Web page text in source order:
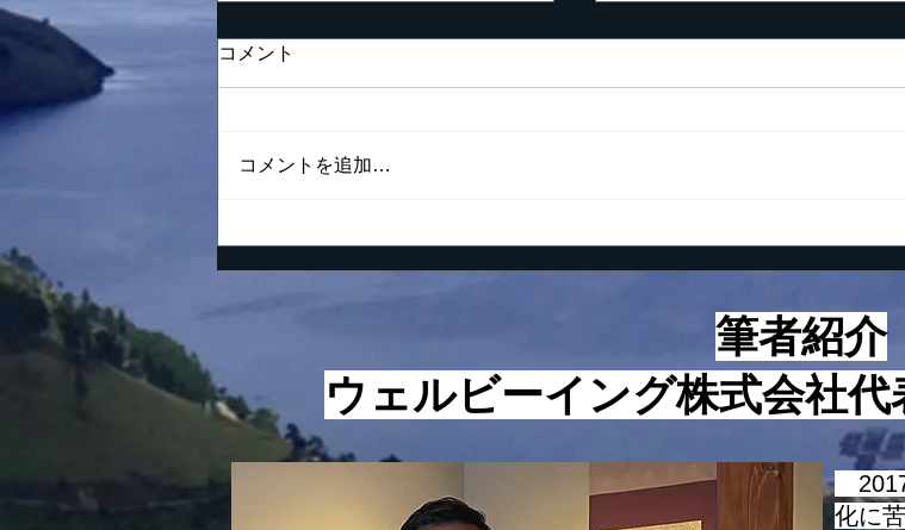
努力の仕方が間違っている
す。夢というまだ実現されてい
ません。 ただの現状維持でも
ないけれど、寝ている間に見る
あの夢でもない、そんな言葉で
す。 ここで重要になってくる
のは、夢を実現させるための手
起業家が知っておくべき5つ
う訳で、本日は起業家が知って
おくべき５つの数字についてお
話をさせて頂きます。 まず、
基本的な考え方についてお話を
させて頂きますが、最近は様々
な指標やビジネス用語が使われ
るようになっていますが、そう
コメント
コメントを追加…
筆者紹介
ウェルビーイング株式会社
化に